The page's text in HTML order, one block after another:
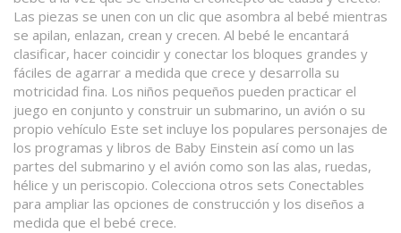
Las piezas se unen con un clic que asombra al bebé mientras
se apilan, enlazan, crean y crecen. Al bebé le encantará
clasificar, hacer coincidir y conectar los bloques grandes y
fáciles de agarrar a medida que crece y desarrolla su
motricidad fina. Los niños pequeños pueden practicar el
juego en conjunto y construir un submarino, un avión o su
propio vehículo Este set incluye los populares personajes de
los programas y libros de Baby Einstein así como un las
partes del submarino y el avión como son las alas, ruedas,
hélice y un periscopio. Colecciona otros sets Conectables
para ampliar las opciones de construcción y los diseños a
medida que el bebé crece.